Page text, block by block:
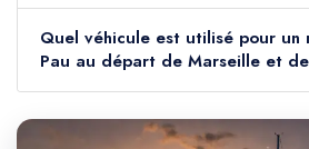
Quel véhicule est utilisé pour un
Pau au départ de Marseille et